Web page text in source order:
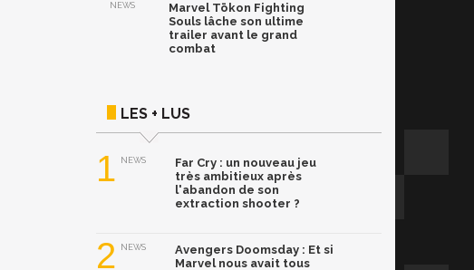
NEWS
Marvel Tōkon Fighting
Souls lâche son ultime
trailer avant le grand
combat
LES + LUS
1 NEWS
Far Cry : un nouveau jeu
très ambitieux après
l'abandon de son
extraction shooter ?
2 NEWS
Avengers Doomsday : Et si
Marvel nous avait tous